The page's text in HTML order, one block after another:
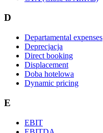
D
Departamental expenses
Deprecjacja
Direct booking
Displacement
Doba hotelowa
Dynamic pricing
E
EBIT